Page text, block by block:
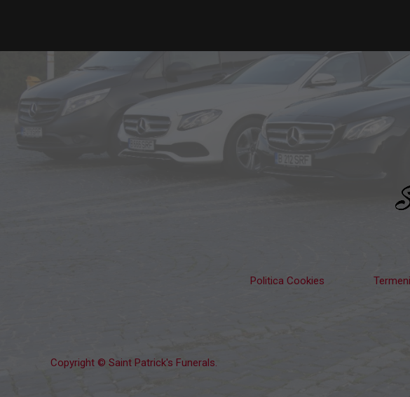
Politica Cookies
Copyright © Saint Patrick's Funerals.